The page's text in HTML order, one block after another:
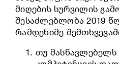
მიღების სურვილის
შესაძლებლობა 2019
რამდენიმე
თუ მასწავლებელს